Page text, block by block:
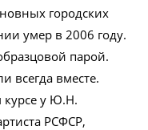
городских
умер в 2006 году.
парой.
всегда вместе.
курсе у Ю.Н.
РСФСР,